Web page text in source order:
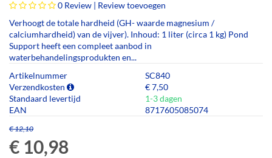
0 Review | Review toevoegen
Verhoogt de totale hardheid (GH- waarde magnesium /
calciumhardheid) van de vijver). Inhoud: 1 liter (circa 1 kg) Pond
Support heeft een compleet aanbod in
waterbehandelingsprodukten en...
Artikelnummer
SC840
Verzendkosten
€ 7,50
Standaard levertijd
1-3 dagen
EAN
8717605085074
€ 12,10
€ 10,98